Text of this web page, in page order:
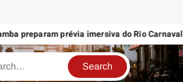
preparam prévia imersiva do Rio Carnaval